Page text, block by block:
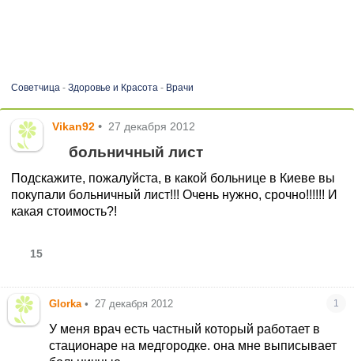
Советчица- Здоровье и Красота - Врачи
Vikan92 • 27 декабря 2012
больничный лист
Подскажите, пожалуйста, в какой больнице в Киеве вы
покупали больничный лист!!! Очень нужно, срочно!!!!!! И
какая стоимость?!
15
Glorka • 27 декабря 2012 1
У меня врач есть частный который работает в
стационаре на медгородке. она мне выписывает